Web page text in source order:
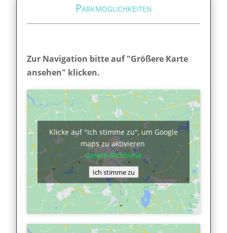
Parkmöglichkeiten
Zur Navigation bitte auf "Größere Karte
ansehen" klicken.
Klicke auf "Ich stimme zu", um Google
maps zu aktivieren
Cookie-Richtlinie
Ich stimme zu